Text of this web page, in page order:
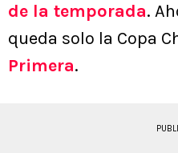
de la temporada.
queda solo la Copa
Primera.